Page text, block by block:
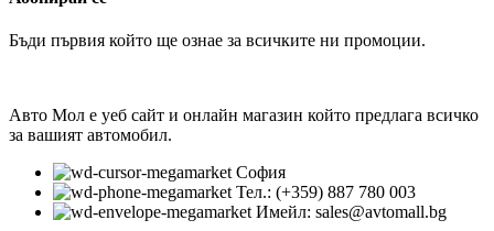
Бъди първия който ще ознае за всичките ни промоции.
Авто Мол е уеб сайт и онлайн магазин който предлага всичко
за вашият автомобил.
София
Тел.: (+359) 887 780 003
Имейл: sales@avtomall.bg